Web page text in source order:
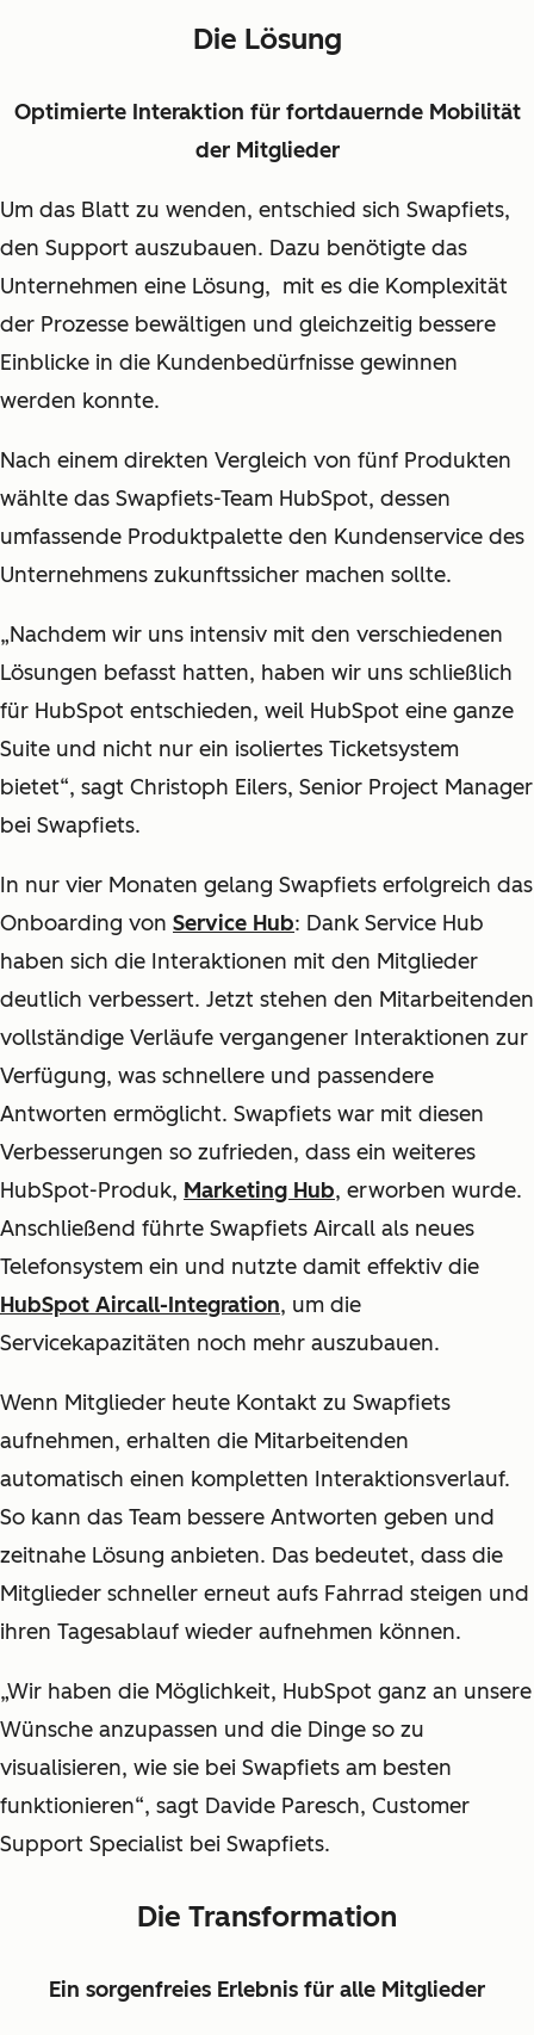
Die Lösung
Optimierte Interaktion für fortdauernde Mobilität
der Mitglieder
Um das Blatt zu wenden, entschied sich Swapfiets,
den Support auszubauen. Dazu benötigte das
Unternehmen eine Lösung, mit es die Komplexität
der Prozesse bewältigen und gleichzeitig bessere
Einblicke in die Kundenbedürfnisse gewinnen
werden konnte.
Nach einem direkten Vergleich von fünf Produkten
wählte das Swapfiets-Team HubSpot, dessen
umfassende Produktpalette den Kundenservice des
Unternehmens zukunftssicher machen sollte.
„Nachdem wir uns intensiv mit den verschiedenen
Lösungen befasst hatten, haben wir uns schließlich
für HubSpot entschieden, weil HubSpot eine ganze
Suite und nicht nur ein isoliertes Ticketsystem
bietet“, sagt Christoph Eilers, Senior Project Manager
bei Swapfiets.
In nur vier Monaten gelang Swapfiets erfolgreich das
Onboarding von Service Hub: Dank Service Hub
haben sich die Interaktionen mit den Mitglieder
deutlich verbessert. Jetzt stehen den Mitarbeitenden
vollständige Verläufe vergangener Interaktionen zur
Verfügung, was schnellere und passendere
Antworten ermöglicht. Swapfiets war mit diesen
Verbesserungen so zufrieden, dass ein weiteres
HubSpot-Produk, Marketing Hub, erworben wurde.
Anschließend führte Swapfiets Aircall als neues
Telefonsystem ein und nutzte damit effektiv die
HubSpot Aircall-Integration, um die
Servicekapazitäten noch mehr auszubauen.
Wenn Mitglieder heute Kontakt zu Swapfiets
aufnehmen, erhalten die Mitarbeitenden
automatisch einen kompletten Interaktionsverlauf.
So kann das Team bessere Antworten geben und
zeitnahe Lösung anbieten. Das bedeutet, dass die
Mitglieder schneller erneut aufs Fahrrad steigen und
ihren Tagesablauf wieder aufnehmen können.
„Wir haben die Möglichkeit, HubSpot ganz an unsere
Wünsche anzupassen und die Dinge so zu
visualisieren, wie sie bei Swapfiets am besten
funktionieren“, sagt Davide Paresch, Customer
Support Specialist bei Swapfiets.
Die Transformation
Ein sorgenfreies Erlebnis für alle Mitglieder